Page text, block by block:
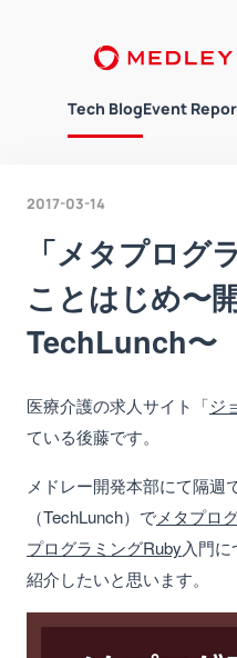
Tech BlogEvent
2017-03-14
「メタプログ
ことはじめ〜
TechLunch〜
医療介護の求人サイト「ジ
ている後藤です。
メドレー開発本部にて隔週
（TechLunch）でメタプロ
プログラミングRuby入門
紹介したいと思います。